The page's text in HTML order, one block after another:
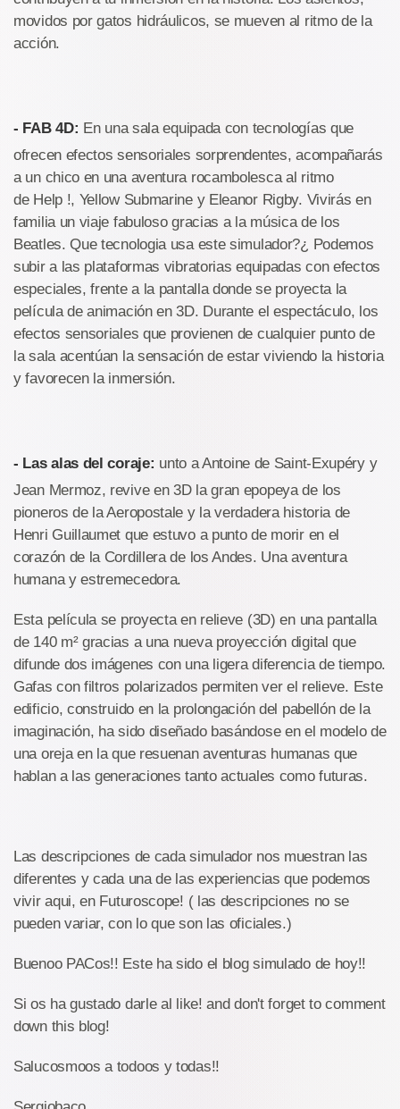
movidos por gatos hidráulicos, se mueven al ritmo de la
acción.
- FAB 4D: En una sala equipada con tecnologías que
ofrecen efectos sensoriales sorprendentes, acompañarás
a un chico en una aventura rocambolesca al ritmo
de Help !, Yellow Submarine y Eleanor Rigby. Vivirás en
familia un viaje fabuloso gracias a la música de los
Beatles. Que tecnologia usa este simulador?¿ Podemos
subir a las plataformas vibratorias equipadas con efectos
especiales, frente a la pantalla donde se proyecta la
película de animación en 3D. Durante el espectáculo, los
efectos sensoriales que provienen de cualquier punto de
la sala acentúan la sensación de estar viviendo la historia
y favorecen la inmersión.
- Las alas del coraje: unto a Antoine de Saint-Exupéry y
Jean Mermoz, revive en 3D la gran epopeya de los
pioneros de la Aeropostale y la verdadera historia de
Henri Guillaumet que estuvo a punto de morir en el
corazón de la Cordillera de los Andes. Una aventura
humana y estremecedora.
Esta película se proyecta en relieve (3D) en una pantalla
de 140 m² gracias a una nueva proyección digital que
difunde dos imágenes con una ligera diferencia de tiempo.
Gafas con filtros polarizados permiten ver el relieve. Este
edificio, construido en la prolongación del pabellón de la
imaginación, ha sido diseñado basándose en el modelo de
una oreja en la que resuenan aventuras humanas que
hablan a las generaciones tanto actuales como futuras.
Las descripciones de cada simulador nos muestran las
diferentes y cada una de las experiencias que podemos
vivir aqui, en Futuroscope! ( las descripciones no se
pueden variar, con lo que son las oficiales.)
Buenoo PACos!! Este ha sido el blog simulado de hoy!!
Si os ha gustado darle al like! and don't forget to comment
down this blog!
Salucosmoos a todoos y todas!!